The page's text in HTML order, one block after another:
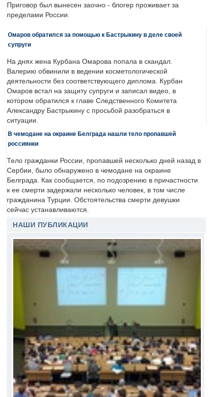
Приговор был вынесен заочно - блогер проживает за
пределами России.
Омаров обратился за помощью к Бастрыкину в деле своей
супруги
На днях жена Курбана Омарова попала в скандал.
Валерию обвинили в ведении косметологической
деятельности без соответствующего диплома. Курбан
Омаров встал на защиту супруги и записал видео, в
котором обратился к главе Следственного Комитета
Александру Бастрыкину с просьбой разобраться в
ситуации.
В чемодане на окраине Белграда нашли тело пропавшей
россиянки
Тело гражданки России, пропавшей несколько дней назад в
Сербии, было обнаружено в чемодане на окраине
Белграда. Как сообщается, по подозрению в причастности
к ее смерти задержали несколько человек, в том числе
гражданина Турции. Обстоятельства смерти девушки
сейчас устанавливаются.
НАШИ ПУБЛИКАЦИИ